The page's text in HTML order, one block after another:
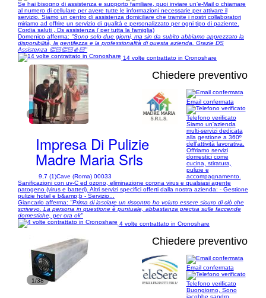
Se hai bisogno di assistenza e supporto familiare, puoi inviare un’e-Mail o chiamare
al numero di cellulare per avere tutte le informazioni necessarie per attivare il
servizio. Siamo un centro di assistenza domiciliare che tramite i nostri collaboratori
miriamo ad offrire un servizio di qualità e personalizzato per ogni tipo di paziente.
Cordia saluti , Ds assistenza ( per tutta la famiglia)
Domenico afferma: "Sono solo due giorni, ma sin da subito abbiamo apprezzato la
disponibilità, la gentilezza e la professionalità di questa azienda. Grazie DS
Assistenza 👏🏻👏🏻👍🏻"
14 volte contrattato in Cronoshare
1/4
Chiedere preventivo
Impresa Di Pulizie
Madre Maria Srls
9,7 (1)Cave (Roma) 00033
Email confermata
Telefono verificato
Siamo un'azienda
multi-servizi dedicata
alla gestione a 360º
dell'attività lavorativa.
Offriamo servizi
domestici come
cucina, stiratura,
pulizie e
accompagnamento.
Sanificazioni con uv-C ed ozono, eliminazione corona virus e qualsiasi agente
patogeno (virus e batteri). Altri servizi specifici offerti dalla nostra azienda: - Gestione
pulizie hotel e b&amp;b - Servizio...
Giancarlo afferma: "Prima di lasciare un riscontro ho voluto essere sicuro di ciò che
scrivevo. La persona in questione è puntuale, abbastanza precisa sulle faccende
domestiche, per ora ok"
4 volte contrattato in Cronoshare
1/38
Chiedere preventivo
Email confermata
Telefono verificato
Buongiorno, Sono
iacobbe sandro